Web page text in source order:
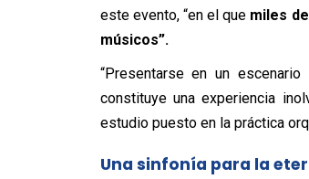
este evento, “en el que miles
músicos”.
“Presentarse en un
constituye una experiencia
estudio puesto en la práctica
Una sinfonía para la